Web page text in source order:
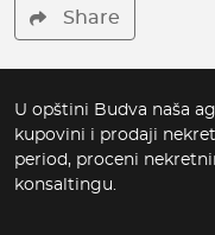
Share
U opštini Budva naša
kupovini i prodaji
period, proceni
konsaltingu.